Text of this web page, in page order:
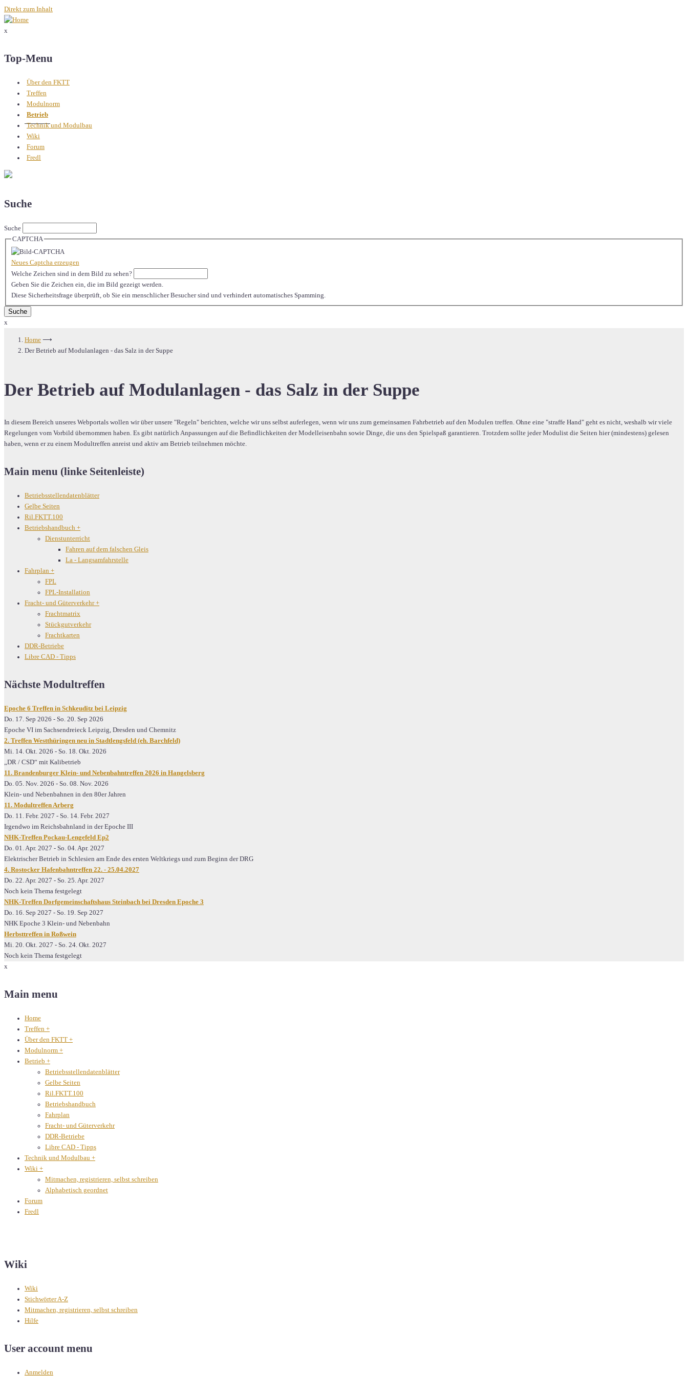
Direkt zum Inhalt
x
Top-Menu
Über den FKTT
Treffen
Modulnorm
Betrieb
Technik und Modulbau
Wiki
Forum
Fredl
Suche
Suche
CAPTCHA
Neues Captcha erzeugen
Welche Zeichen sind in dem Bild zu sehen?
Geben Sie die Zeichen ein, die im Bild gezeigt werden.
Diese Sicherheitsfrage überprüft, ob Sie ein menschlicher Besucher sind und verhindert automatisches Spamming.
x
Home ⟶
Der Betrieb auf Modulanlagen - das Salz in der Suppe
Der Betrieb auf Modulanlagen - das Salz in der Suppe
In diesem Bereich unseres Webportals wollen wir über unsere "Regeln" berichten, welche wir uns selbst auferlegen, wenn wir uns zum gemeinsamen Fahrbetrieb auf den Modulen treffen. Ohne eine "straffe Hand" geht es nicht, weshalb wir viele
Regelungen vom Vorbild übernommen haben. Es gibt natürlich Anpassungen auf die Befindlichkeiten der Modelleisenbahn sowie Dinge, die uns den Spielspaß garantieren. Trotzdem sollte jeder Modulist die Seiten hier (mindestens) gelesen
haben, wenn er zu einem Modultreffen anreist und aktiv am Betrieb teilnehmen möchte.
Main menu (linke Seitenleiste)
Betriebsstellendatenblätter
Gelbe Seiten
Ril.FKTT.100
Betriebshandbuch +
Dienstunterricht
Fahren auf dem falschen Gleis
La - Langsamfahrstelle
Fahrplan +
FPL
FPL-Installation
Fracht- und Güterverkehr+
Frachtmatrix
Stückgutverkehr
Frachtkarten
DDR-Betriebe
Libre CAD - Tipps
Nächste Modultreffen
Epoche 6 Treffen in Schkeuditz bei Leipzig
Do. 17. Sep 2026 - So. 20. Sep 2026
Epoche VI im Sachsendreieck Leipzig, Dresden und Chemnitz
2. Treffen Westthüringen neu in Stadtlengsfeld (eh. Barchfeld)
Mi. 14. Okt. 2026 - So. 18. Okt. 2026
„DR / CSD“ mit Kalibetrieb
11. Brandenburger Klein- und Nebenbahntreffen 2026 in Hangelsberg
Do. 05. Nov. 2026 - So. 08. Nov. 2026
Klein- und Nebenbahnen in den 80er Jahren
11. Modultreffen Arberg
Do. 11. Febr. 2027 - So. 14. Febr. 2027
Irgendwo im Reichsbahnland in der Epoche III
NHK-Treffen Pockau-Lengefeld Ep2
Do. 01. Apr. 2027 - So. 04. Apr. 2027
Elektrischer Betrieb in Schlesien am Ende des ersten Weltkriegs und zum Beginn der DRG
4. Rostocker Hafenbahntreffen 22. - 25.04.2027
Do. 22. Apr. 2027 - So. 25. Apr. 2027
Noch kein Thema festgelegt
NHK-Treffen Dorfgemeinschaftshaus Steinbach bei Dresden Epoche 3
Do. 16. Sep 2027 - So. 19. Sep 2027
NHK Epoche 3 Klein- und Nebenbahn
Herbsttreffen in Roßwein
Mi. 20. Okt. 2027 - So. 24. Okt. 2027
Noch kein Thema festgelegt
x
Main menu
Home
Treffen +
Über den FKTT +
Modulnorm +
Betrieb +
Betriebsstellendatenblätter
Gelbe Seiten
Ril.FKTT.100
Betriebshandbuch
Fahrplan
Fracht- und Güterverkehr
DDR-Betriebe
Libre CAD - Tipps
Technik und Modulbau +
Wiki +
Mitmachen, registrieren, selbst schreiben
Alphabetisch geordnet
Forum
Fredl
Wiki
Wiki
Stichwörter A-Z
Mitmachen, registrieren, selbst schreiben
Hilfe
User account menu
Anmelden